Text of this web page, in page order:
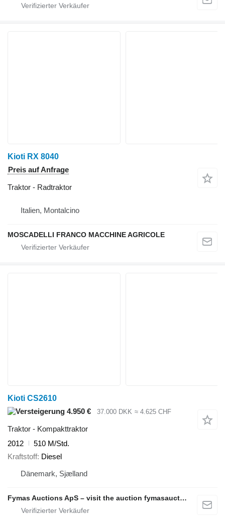
Kioti RX 8040
Preis auf Anfrage
Traktor - Radtraktor
Italien, Montalcino
MOSCADELLI FRANCO MACCHINE AGRICOLE
Kioti CS2610
4.950 €
37.000 DKK ≈ 4.625 CHF
Traktor - Kompakttraktor
2012
510 M/Std.
Kraftstoff Diesel
Dänemark, Sjælland
Fymas Auctions ApS – visit the auction fymasauctions.dk